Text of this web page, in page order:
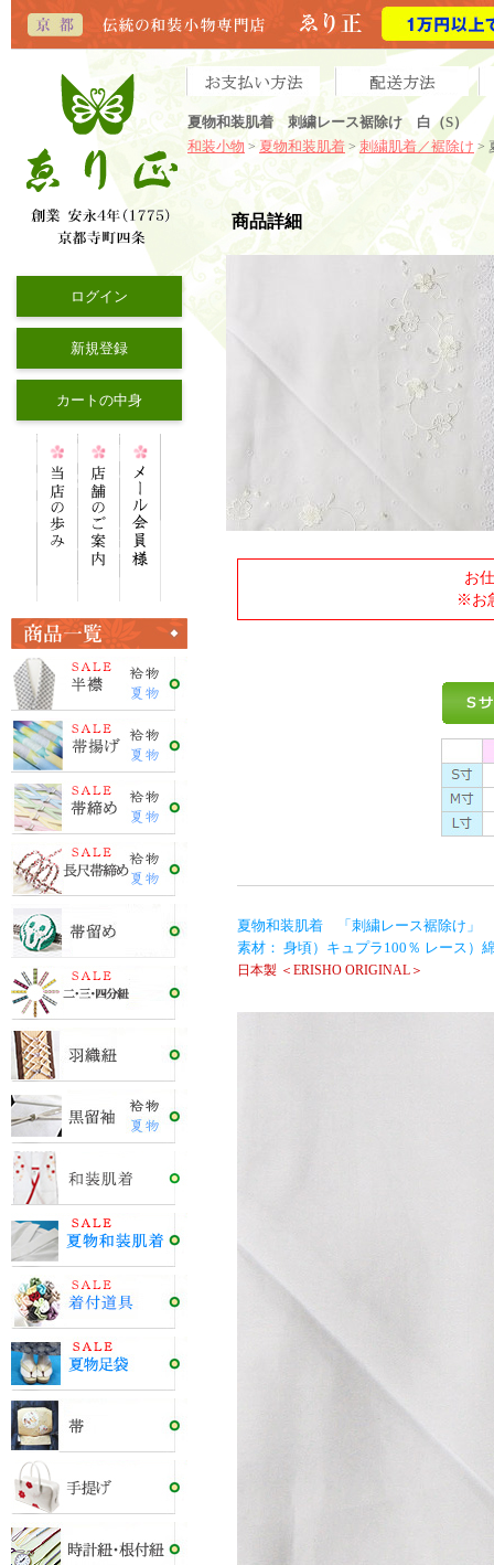
夏物和装肌着 刺繍レース裾除け 白（S）
和装小物 > 夏物和装肌着 >刺繍肌着／裾除け >
ログイン
新規登録
カートの中身
商品詳細
お
※お
夏物和装肌着 「刺繍レース裾除け」
素材： 身頃）キュプラ100％ レース）
日本製 ＜ERISHO ORIGINAL＞